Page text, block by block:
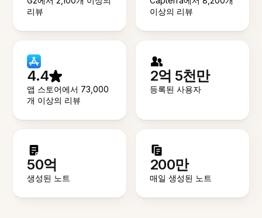
리뷰
이상의 리뷰
4.4
앱 스토어에서 73,000
개 이상의 리뷰
2억 5천만
등록된 사용자
50억
생성된 노트
200만
매일 생성된 노트